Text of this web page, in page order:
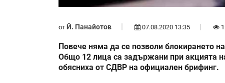
от Й. Панайотов 07.08.2020 13:35
Повече няма да се позволи блокирането
Общо 12 лица са задържани при акцията
обясниха от СДВР на официален брифинг.